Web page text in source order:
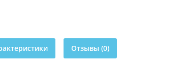
Отзывы (0)